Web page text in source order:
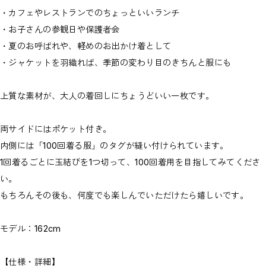
・カフェやレストランでのちょっといいランチ
・お子さんの参観日や保護者会
・夏のお呼ばれや、軽めのお出かけ着として
・ジャケットを羽織れば、季節の変わり目のきちんと服にも
上質な素材が、大人の着回しにちょうどいい一枚です。
両サイドにはポケット付き。
内側には「100回着る服」のタグが縫い付けられています。
1回着るごとに玉結びを1つ切って、100回着用を目指してみてくださ
い。
もちろんその後も、何度でも楽しんでいただけたら嬉しいです。
モデル：162cm
【仕様・詳細】